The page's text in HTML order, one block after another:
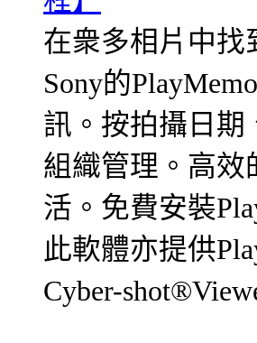
在衆多相片中找
Sony的
訊。按拍攝日期
組織管理。高效
活。免費安裝
此軟體亦提供
Cyber-